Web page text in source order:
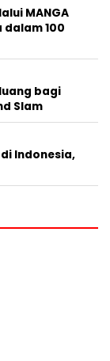
MANGA
dalam 100
bagi
Slam
di Indonesia,